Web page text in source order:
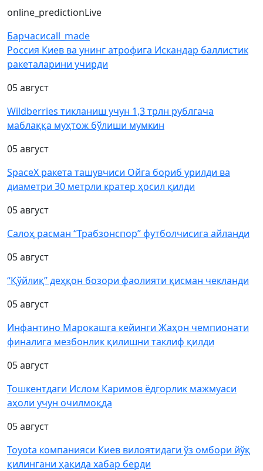
online_predictionLive
Барчасиcall_made
Россия Киев ва унинг атрофига Искандар баллистик
ракеталарини учирди
05 август
Wildberries тикланиш учун 1,3 трлн рублгача
маблаққа муҳтож бўлиши мумкин
05 август
SpaceX ракета ташувчиси Ойга бориб урилди ва
диаметри 30 метрли кратер ҳосил қилди
05 август
Салоҳ расман “Трабзонспор” футболчисига айланди
05 август
“Қўйлиқ” деҳқон бозори фаолияти қисман чекланди
05 август
Инфантино Марокашга кейинги Жаҳон чемпионати
финалига мезбонлик қилишни таклиф қилди
05 август
Тошкентдаги Ислом Каримов ёдгорлик мажмуаси
аҳоли учун очилмоқда
05 август
Toyota компанияси Киев вилоятидаги ўз омбори йўқ
қилингани ҳақида хабар берди